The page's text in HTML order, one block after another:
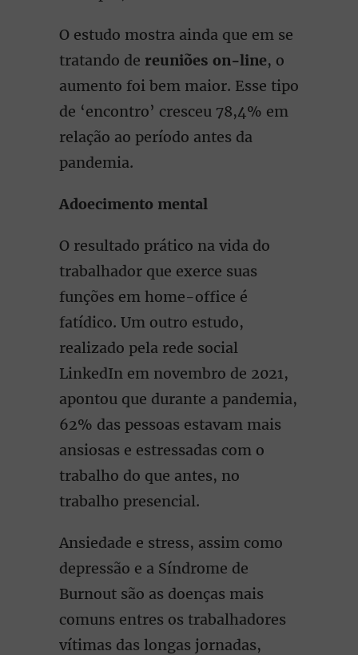
O estudo mostra ainda que em se
tratando de reuniões on-line, o
aumento foi bem maior. Esse tipo
de ‘encontro’ cresceu 78,4% em
relação ao período antes da
pandemia.
Adoecimento mental
O resultado prático na vida do
trabalhador que exerce suas
funções em home-office é
fatídico. Um outro estudo,
realizado pela rede social
LinkedIn em novembro de 2021,
apontou que durante a pandemia,
62% das pessoas estavam mais
ansiosas e estressadas com o
trabalho do que antes, no
trabalho presencial.
Ansiedade e stress, assim como
depressão e a Síndrome de
Burnout são as doenças mais
comuns entres os trabalhadores
vítimas das longas jornadas,